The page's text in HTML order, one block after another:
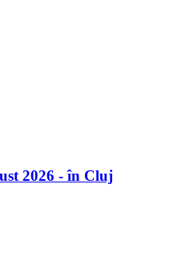
2026 - în Cluj